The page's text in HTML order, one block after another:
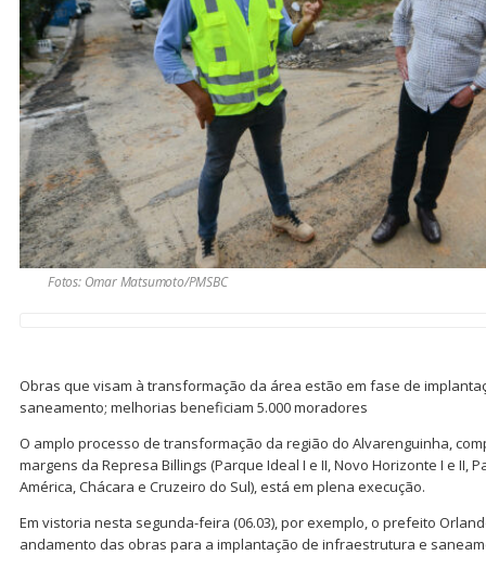
Fotos: Omar Matsumoto/PMSBC
Obras que visam à transformação da área estão em fase de
saneamento; melhorias beneficiam 5.000 moradores
O amplo processo de transformação da região do Alvarenguinha,
margens da Represa Billings (Parque Ideal I e II, Novo Horizonte I e II,
América, Chácara e Cruzeiro do Sul), está em plena execução.
Em vistoria nesta segunda-feira (06.03), por exemplo, o prefeito
andamento das obras para a implantação de infraestrutura e